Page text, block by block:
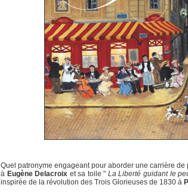
Quel patronyme engageant pour aborder une carrière
à Eugène Delacroix et sa toile " La Liberté guidant le
inspirée de la révolution des Trois Glorieuses de 1830 à